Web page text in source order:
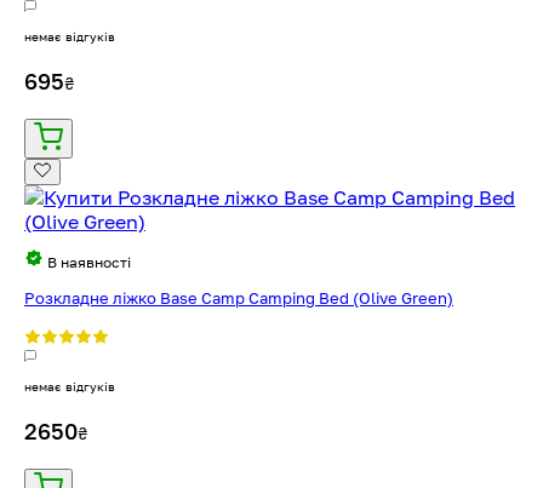
немає відгуків
695₴
В наявності
Розкладне ліжко Base Camp Camping Bed (Olive Green)
немає відгуків
2650₴